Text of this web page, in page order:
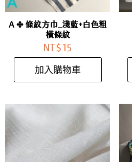
A ✤ 條紋方巾_淺藍+白色粗
橫條紋
NT$ 15
加入購物車